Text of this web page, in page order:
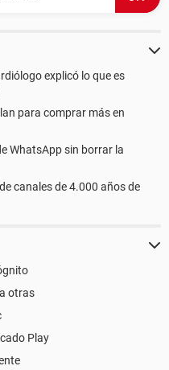
explicó lo que es
para comprar más en
WhatsApp sin borrar la
canales de 4.000 años de
otras
Play